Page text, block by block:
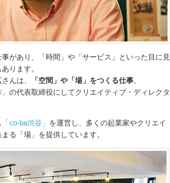
があり、「時間」や「サービス」といった目に見
ります。
んは、
「空間」や「場」をつくる仕事。
の代表取締役にしてクリエイティブ・ディレクタ
「co-ba渋谷」
を運営し、多くの起業家やクリエイ
る「場」を提供しています。